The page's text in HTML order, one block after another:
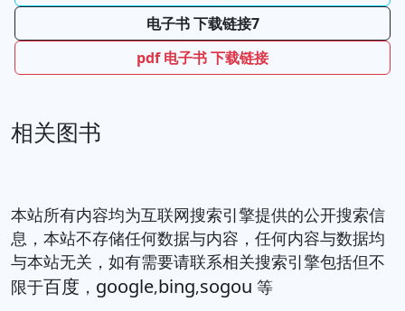
电子书 下载链接7
pdf 电子书 下载链接
相关图书
本站所有内容均为互联网搜索引擎提供的公开搜索信
息，本站不存储任何数据与内容，任何内容与数据均
与本站无关，如有需要请联系相关搜索引擎包括但不
限于百度 ， google,bing,sogou 等